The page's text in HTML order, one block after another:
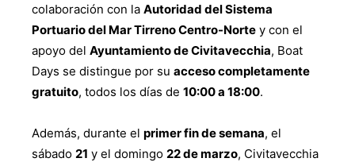
colaboración con la Autoridad del Sistema
Portuario del Mar Tirreno Centro-Norte y con el
apoyo del Ayuntamiento de Civitavecchia, Boat
Days se distingue por su acceso completamente
gratuito, todos los días de 10:00 a 18:00.
Además, durante el primer fin de semana, el
sábado 21 y el domingo 22 de marzo, Civitavecchia